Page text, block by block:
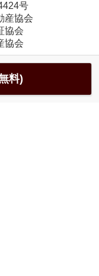
号
産協会
協会
協会
料)